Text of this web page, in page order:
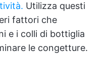
Utilizza questi
fattori che
e i colli di bottiglia
le congetture.